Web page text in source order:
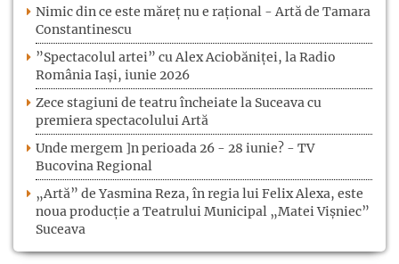
Nimic din ce este măreț nu e rațional - Artă de Tamara
Constantinescu
”Spectacolul artei” cu Alex Aciobăniței, la Radio
România Iași, iunie 2026
Zece stagiuni de teatru încheiate la Suceava cu
premiera spectacolului Artă
Unde mergem ]n perioada 26 - 28 iunie? - TV
Bucovina Regional
„Artă” de Yasmina Reza, în regia lui Felix Alexa, este
noua producție a Teatrului Municipal „Matei Vișniec”
Suceava